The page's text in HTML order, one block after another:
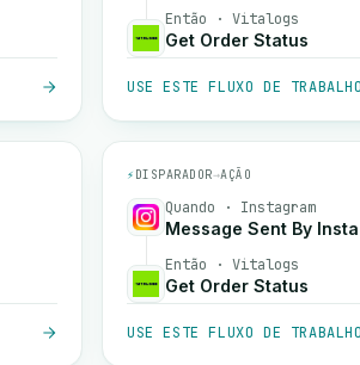
Então · Vitalogs
Get Order Status
USE ESTE FLUXO DE
⚡ DISPARADOR→AÇÃO
Quando · Instagram
Message Sent By
Então · Vitalogs
Get Order Status
USE ESTE FLUXO DE